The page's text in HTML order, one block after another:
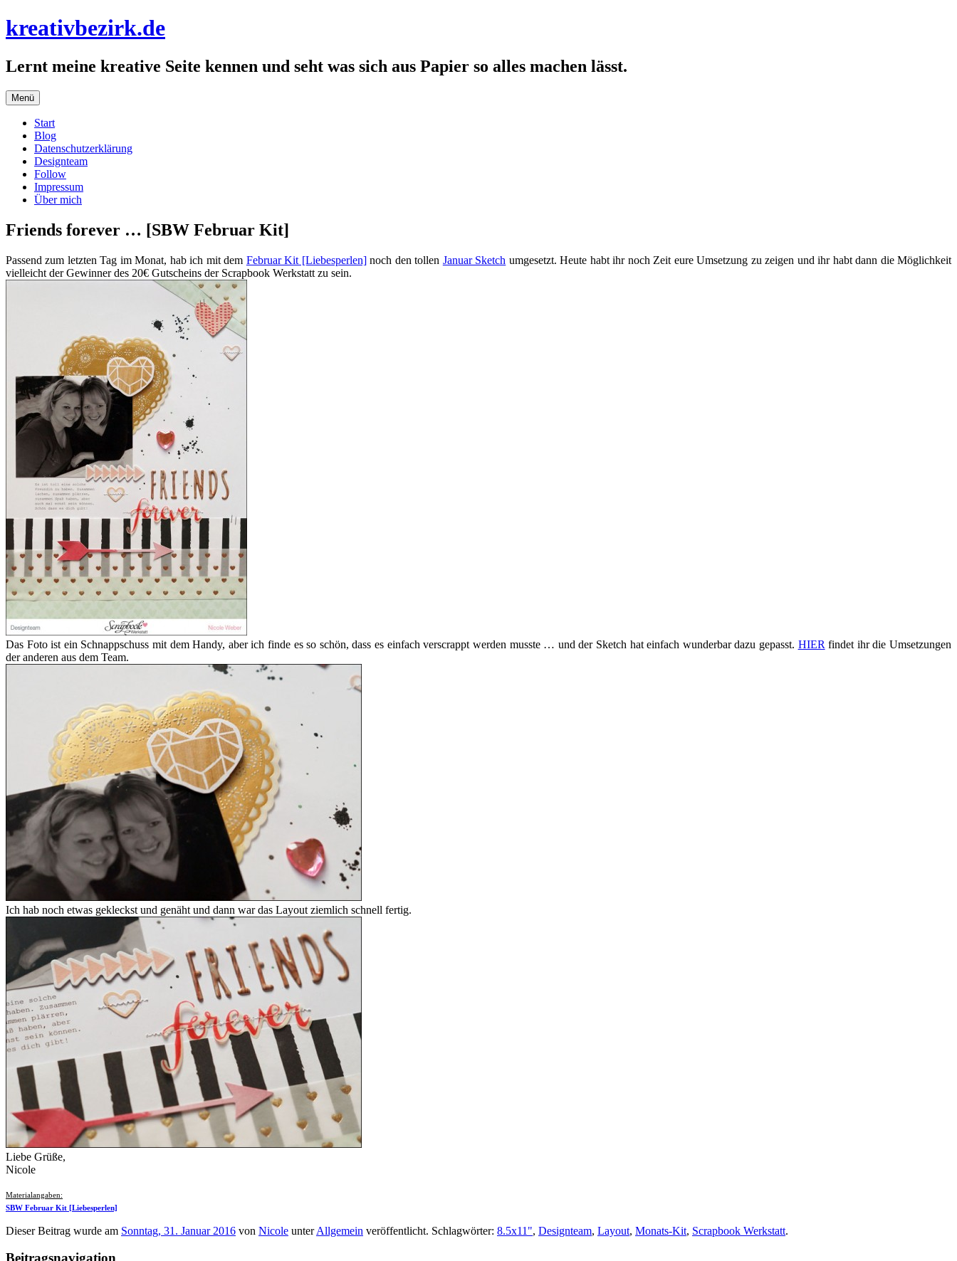
Zum
Inhalt
kreativbezirk.de
Lernt meine kreative Seite kennen und seht was sich aus Papier so alles machen lässt.
Menü
Start
Blog
Datenschutzerklärung
Designteam
Follow
Impressum
Über mich
Friends forever … [SBW Februar Kit]
Passend zum letzten Tag im Monat, hab ich mit dem Februar Kit [Liebesperlen]noch den tollen Januar Sketch umgesetzt. Heute habt ihr noch Zeit eure Umsetzung zu zeigen und ihr habt dann die Möglichkeit
vielleicht der Gewinner des 20€ Gutscheins der Scrapbook Werkstatt zu sein.
Das Foto ist ein Schnappschuss mit dem Handy, aber ich finde es so schön, dass es einfach verscrappt werden musste … und der Sketch hat einfach wunderbar dazu gepasst. HIER findet ihr die Umsetzungen
der anderen aus dem Team.
Ich hab noch etwas gekleckst und genäht und dann war das Layout ziemlich schnell fertig.
Liebe Grüße,
Nicole
Materialangaben:
SBW Februar Kit [Liebesperlen]
Dieser Beitrag wurde am Sonntag, 31. Januar 2016 von Nicole unterAllgemein veröffentlicht. Schlagwörter: 8.5x11", Designteam, Layout, Monats-Kit, Scrapbook Werkstatt.